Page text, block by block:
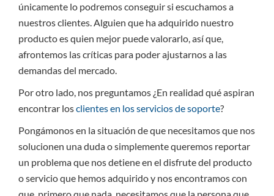
únicamente lo podremos conseguir si escuchamos a
nuestros clientes. Alguien que ha adquirido nuestro
producto es quien mejor puede valorarlo, así que,
afrontemos las críticas para poder ajustarnos a las
demandas del mercado.
Por otro lado, nos preguntamos ¿En realidad qué aspiran
encontrar losclientes en los servicios de soporte?
Pongámonos en la situación de que necesitamos que nos
solucionen una duda o simplemente queremos reportar
un problema que nos detiene en el disfrute del producto
o servicio que hemos adquirido y nos encontramos con